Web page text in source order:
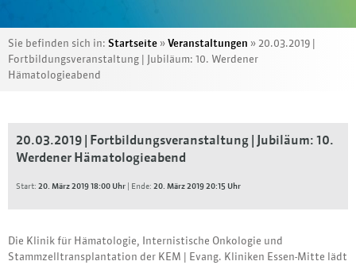
Sie befinden sich in: Startseite »Veranstaltungen » 20.03.2019 |
Fortbildungsveranstaltung | Jubiläum: 10. Werdener
Hämatologieabend
20.03.2019 | Fortbildungsveranstaltung | Jubiläum: 10.
Werdener Hämatologieabend
Start: 20. März 2019 18:00 Uhr | Ende: 20. März 2019 20:15 Uhr
Die Klinik für Hämatologie, Internistische Onkologie und
Stammzelltransplantation der KEM | Evang. Kliniken Essen-Mitte lädt